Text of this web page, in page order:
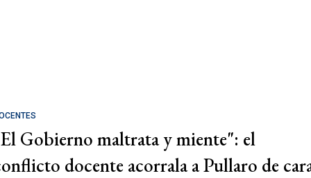
Gobierno maltrata y miente": el
docente acorrala a Pullaro de